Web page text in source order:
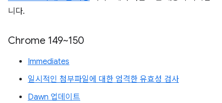
니다.
Chrome 149~150
Immediates
일시적인 첨부파일에 대한 엄격한 유효성 검사
Dawn 업데이트